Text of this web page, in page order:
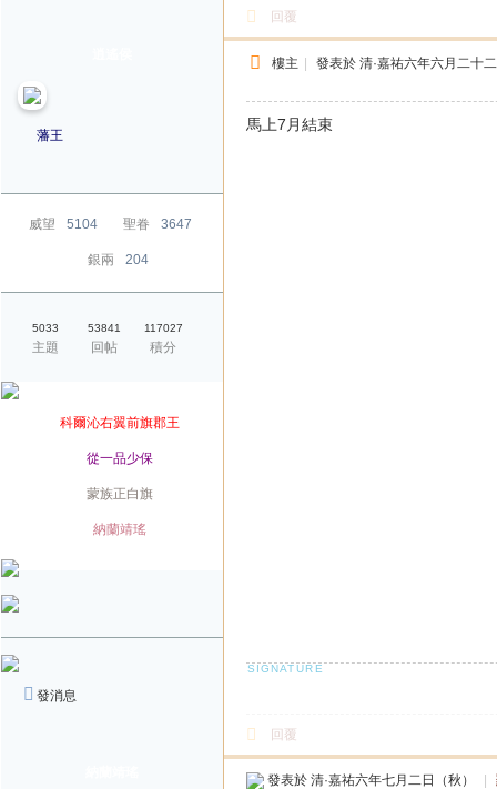
回覆
藩王
威望 5104 聖眷 3647
銀兩 204
5033
主題
53841
回帖
117027
積分
科爾沁右翼前旗郡王
從一品少保
蒙族正白旗
納蘭靖瑤
發消息
樓主 | 發表於 清·嘉祐六年六月二十
馬上7月結束
回覆
發表於 清·嘉祐六年七月二日（秋）